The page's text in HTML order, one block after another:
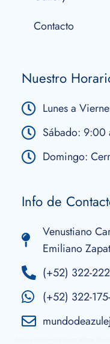
Contacto
Nuestro
Lunes a
Sábado: 9:00
Domingo:
Info de
Venustiano
Emiliano
(+52) 322-
(+52) 322-